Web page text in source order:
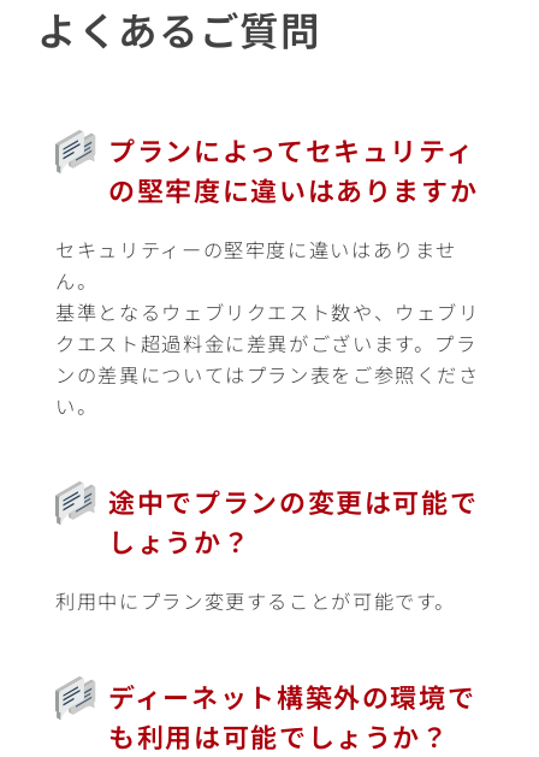
よくあるご質問
プランによってセキュリティ
の堅牢度に違いはありますか
セキュリティーの堅牢度に違いはありませ
ん。
基準となるウェブリクエスト数や、ウェブリ
クエスト超過料金に差異がございます。プラ
ンの差異についてはプラン表をご参照くださ
い。
途中でプランの変更は可能で
しょうか？
利用中にプラン変更することが可能です。
ディーネット構築外の環境で
も利用は可能でしょうか？